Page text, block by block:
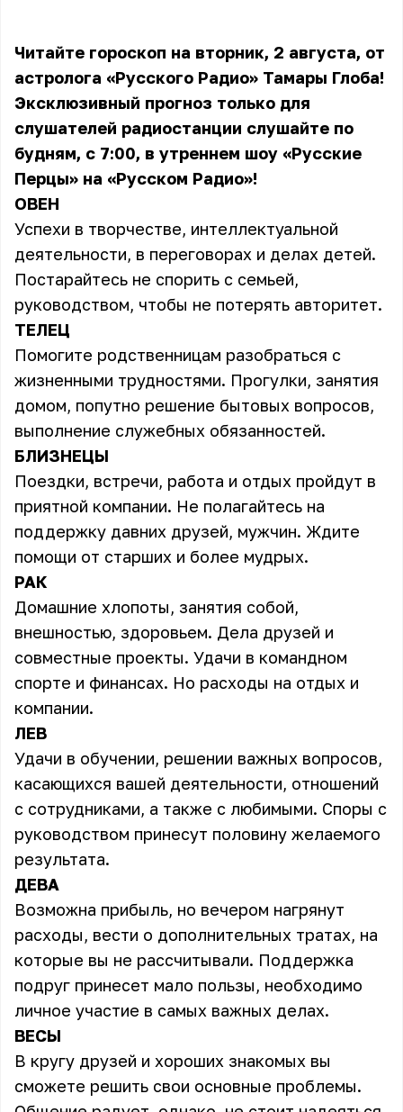
Читайте гороскоп на вторник, 2 августа, от
астролога «Русского Радио» Тамары Глоба!
Эксклюзивный прогноз только для
слушателей радиостанции слушайте по
будням, с 7:00, в утреннем шоу «Русские
Перцы» на «Русском Радио»!
ОВЕН
Успехи в творчестве, интеллектуальной
деятельности, в переговорах и делах детей.
Постарайтесь не спорить с семьей,
руководством, чтобы не потерять авторитет.
ТЕЛЕЦ
Помогите родственницам разобраться с
жизненными трудностями. Прогулки, занятия
домом, попутно решение бытовых вопросов,
выполнение служебных обязанностей.
БЛИЗНЕЦЫ
Поездки, встречи, работа и отдых пройдут в
приятной компании. Не полагайтесь на
поддержку давних друзей, мужчин. Ждите
помощи от старших и более мудрых.
РАК
Домашние хлопоты, занятия собой,
внешностью, здоровьем. Дела друзей и
совместные проекты. Удачи в командном
спорте и финансах. Но расходы на отдых и
компании.
ЛЕВ
Удачи в обучении, решении важных вопросов,
касающихся вашей деятельности, отношений
с сотрудниками, а также с любимыми. Споры с
руководством принесут половину желаемого
результата.
ДЕВА
Возможна прибыль, но вечером нагрянут
расходы, вести о дополнительных тратах, на
которые вы не рассчитывали. Поддержка
подруг принесет мало пользы, необходимо
личное участие в самых важных делах.
ВЕСЫ
В кругу друзей и хороших знакомых вы
сможете решить свои основные проблемы.